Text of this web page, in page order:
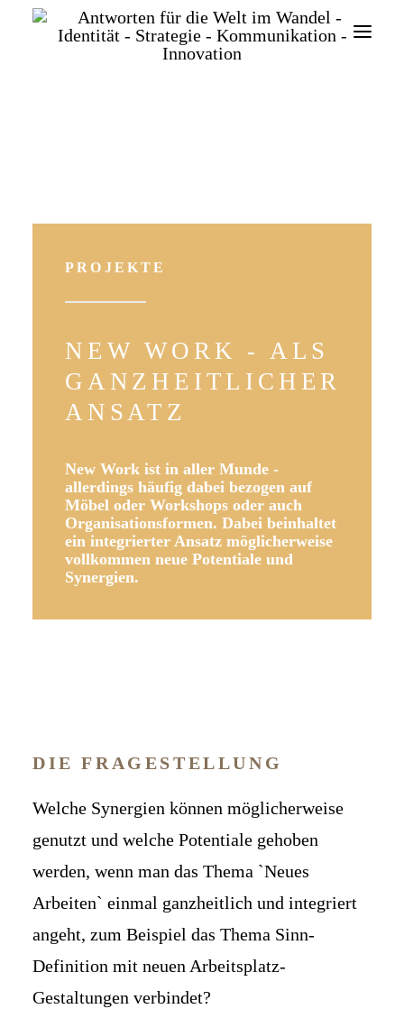
PROJEKTE
NEW WORK - ALS
GANZHEITLICHER
ANSATZ
New Work ist in aller Munde -
allerdings häufig dabei bezogen auf
Möbel oder Workshops oder auch
Organisationsformen. Dabei beinhaltet
ein integrierter Ansatz möglicherweise
vollkommen neue Potentiale und
Synergien.
DIE FRAGESTELLUNG
Welche Synergien können möglicherweise
genutzt und welche Potentiale gehoben
werden, wenn man das Thema `Neues
Arbeiten` einmal ganzheitlich und integriert
angeht, zum Beispiel das Thema Sinn-
Definition mit neuen Arbeitsplatz-
Gestaltungen verbindet?